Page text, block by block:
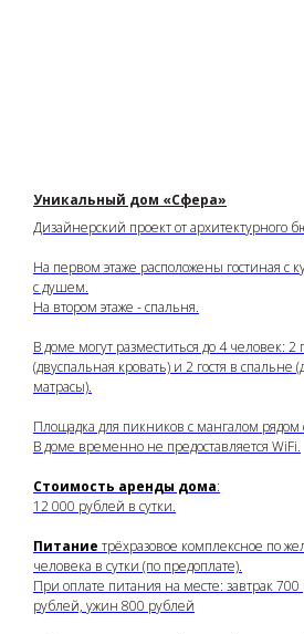
Уникальный дом «Сфера»
Дизайнерский проект от архитектурного
На первом этаже расположены гостиная с
с душем.
На втором этаже - спальня.
В доме могут разместиться до 4 человек: 2
(двуспальная кровать) и 2 гостя в
матрасы).
Площадка для пикников с мангалом рядом
В доме временно не предоставляется WiFi.
Стоимость аренды дома:
12 000 рублей в сутки.
Питание трёхразовое комплексное по
человека в сутки (по предоплате).
При оплате питания на месте: завтрак
рублей, ужин 800 рублей